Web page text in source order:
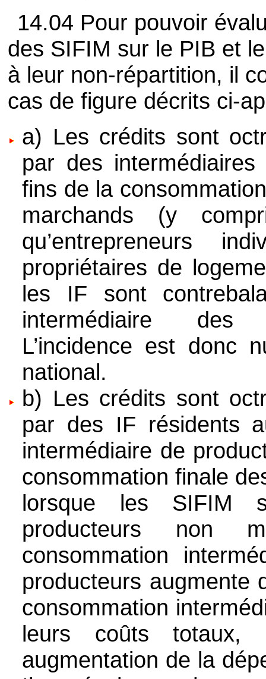
14.04 Pour pouvoir
des SIFIM sur le PIB et
à leur non-répartition, il
cas de figure décrits ci-
a) Les crédits sont
par des
fins de la
marchands (y
qu’entrepreneurs
propriétaires de
les IF sont
intermédiaire des
L’incidence est donc
national.
b) Les crédits sont
par des IF résidents
intermédiaire de
consommation finale
lorsque les SIFIM
producteurs non
consommation
producteurs augmente
consommation
leurs coûts totaux,
augmentation de la